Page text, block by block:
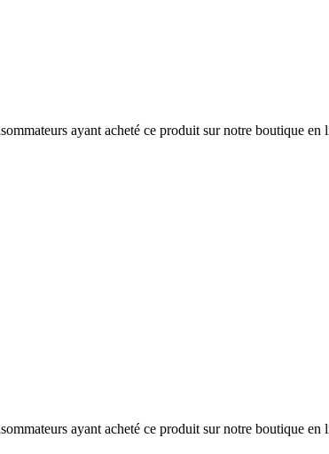
ayant acheté ce produit sur notre boutique
ayant acheté ce produit sur notre boutique